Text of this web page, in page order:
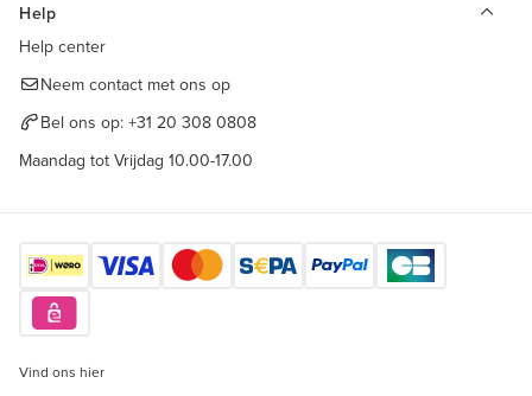
Help
Help center
Neem contact met ons op
Bel ons op: +31 20 308 0808
Maandag tot Vrijdag 10.00-17.00
Vind ons hier